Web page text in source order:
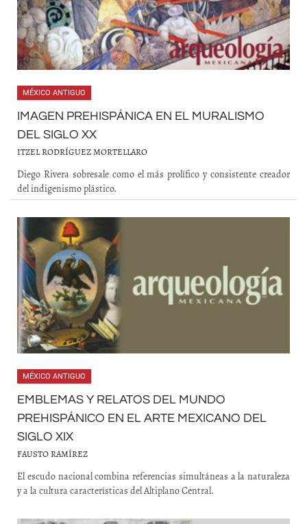
MÉXICO ANTIGUO
IMAGEN PREHISPÁNICA EN EL MURALISMO
DEL SIGLO XX
ITZEL RODRÍGUEZ MORTELLARO
Diego Rivera sobresale como el más prolífico y consistente creador
del indigenismo plástico.
MÉXICO ANTIGUO
EMBLEMAS Y RELATOS DEL MUNDO
PREHISPÁNICO EN EL ARTE MEXICANO DEL
SIGLO XIX
FAUSTO RAMÍREZ
El escudo nacional combina referencias simultáneas a la naturaleza
y a la cultura características del Altiplano Central.